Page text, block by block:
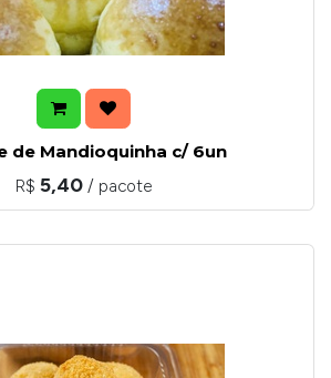
de Mandioquinha c/ 6un
R$ 5,40 / pacote